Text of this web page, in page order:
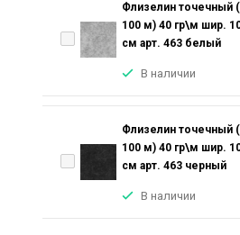
Флизелин точечный
100 м) 40 гр\м шир.
см арт. 463 белый
В наличии
Флизелин точечный
100 м) 40 гр\м шир.
см арт. 463 черный
В наличии